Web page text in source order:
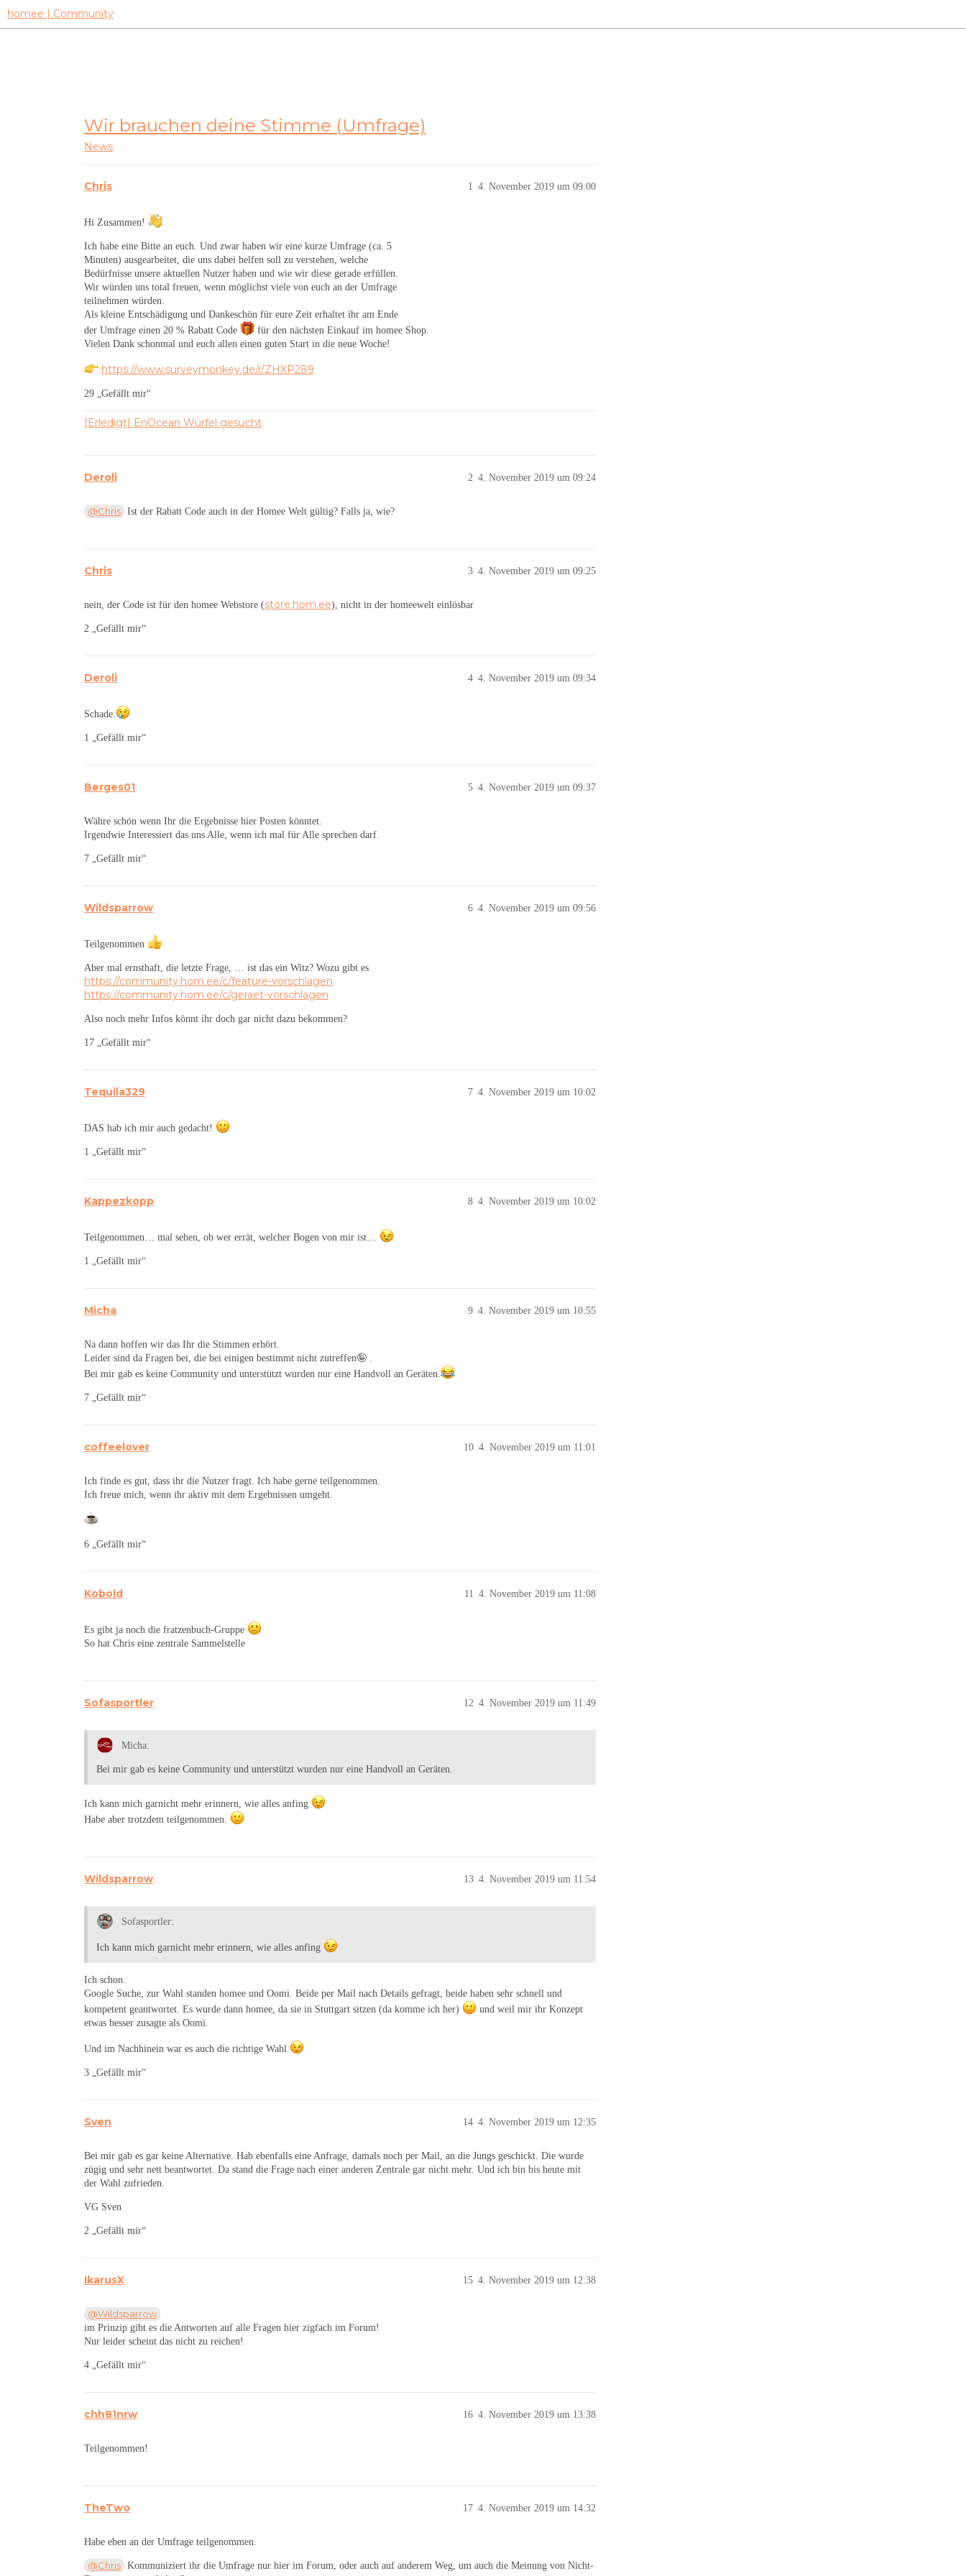
homee | Community
Wir brauchen deine Stimme (Umfrage)
News
Chris 4. November 2019 um 09:00
1
Hi Zusammen!
Ich habe eine Bitte an euch. Und zwar haben wir eine kurze Umfrage (ca. 5
Minuten) ausgearbeitet, die uns dabei helfen soll zu verstehen, welche
Bedürfnisse unsere aktuellen Nutzer haben und wie wir diese gerade erfüllen.
Wir würden uns total freuen, wenn möglichst viele von euch an der Umfrage
teilnehmen würden.
Als kleine Entschädigung und Dankeschön für eure Zeit erhaltet ihr am Ende
der Umfrage einen 20 % Rabatt Code
für den nächsten Einkauf im homee Shop.
Vielen Dank schonmal und euch allen einen guten Start in die neue Woche!
https://www.surveymonkey.de/r/ZHXP289
29 „Gefällt mir“
[Erledigt] EnOcean Würfel gesucht
Deroli 4. November 2019 um 09:24
2
@Chris Ist der Rabatt Code auch in der Homee Welt gültig? Falls ja, wie?
Chris 4. November 2019 um 09:25
3
nein, der Code ist für den homee Webstore (store.hom.ee), nicht in der homeewelt einlösbar
2 „Gefällt mir“
Deroli 4. November 2019 um 09:34
4
Schade.
1 „Gefällt mir“
Berges01 4. November 2019 um 09:37
5
Währe schön wenn Ihr die Ergebnisse hier Posten könntet.
Irgendwie Interessiert das uns Alle, wenn ich mal für Alle sprechen darf.
7 „Gefällt mir“
Wildsparrow 4. November 2019 um 09:56
6
Teilgenommen
Aber mal ernsthaft, die letzte Frage, … ist das ein Witz? Wozu gibt es
https://community.hom.ee/c/feature-vorschlagen
https://community.hom.ee/c/geraet-vorschlagen
Also noch mehr Infos könnt ihr doch gar nicht dazu bekommen?
17 „Gefällt mir“
Tequila329 4. November 2019 um 10:02
7
DAS hab ich mir auch gedacht!
1 „Gefällt mir“
Kappezkopp 4. November 2019 um 10:02
8
Teilgenommen… mal sehen, ob wer errät, welcher Bogen von mir ist…
1 „Gefällt mir“
Micha 4. November 2019 um 10:55
9
Na dann hoffen wir das Ihr die Stimmen erhört.
Leider sind da Fragen bei, die bei einigen bestimmt nicht zutreffen🤪 .
Bei mir gab es keine Community und unterstützt wurden nur eine Handvoll an Geräten.
7 „Gefällt mir“
coffeelover 4. November 2019 um 11:01
10
Ich finde es gut, dass ihr die Nutzer fragt. Ich habe gerne teilgenommen.
Ich freue mich, wenn ihr aktiv mit dem Ergebnissen umgeht.
6 „Gefällt mir“
Kobold 4. November 2019 um 11:08
11
Es gibt ja noch die fratzenbuch-Gruppe
So hat Chris eine zentrale Sammelstelle
Sofasportler 4. November 2019 um 11:49
12
Micha:
Bei mir gab es keine Community und unterstützt wurden nur eine Handvoll an Geräten.
Ich kann mich garnicht mehr erinnern, wie alles anfing
Habe aber trotzdem teilgenommen.
Wildsparrow 4. November 2019 um 11:54
13
Sofasportler:
Ich kann mich garnicht mehr erinnern, wie alles anfing
Ich schon.
Google Suche, zur Wahl standen homee und Oomi. Beide per Mail nach Details gefragt, beide haben sehr schnell und
kompetent geantwortet. Es wurde dann homee, da sie in Stuttgart sitzen (da komme ich her)
und weil mir ihr Konzept
etwas besser zusagte als Oomi.
Und im Nachhinein war es auch die richtige Wahl
3 „Gefällt mir“
Sven 4. November 2019 um 12:35
14
Bei mir gab es gar keine Alternative. Hab ebenfalls eine Anfrage, damals noch per Mail, an die Jungs geschickt. Die wurde
zügig und sehr nett beantwortet. Da stand die Frage nach einer anderen Zentrale gar nicht mehr. Und ich bin bis heute mit
der Wahl zufrieden.
VG Sven
2 „Gefällt mir“
IkarusX 4. November 2019 um 12:38
15
@Wildsparrow
im Prinzip gibt es die Antworten auf alle Fragen hier zigfach im Forum!
Nur leider scheint das nicht zu reichen!
4 „Gefällt mir“
chh81nrw 4. November 2019 um 13:38
16
Teilgenommen!
TheTwo 4. November 2019 um 14:32
17
Habe eben an der Umfrage teilgenommen.
@Chris Kommuniziert ihr die Umfrage nur hier im Forum, oder auch auf anderem Weg, um auch die Meinung von Nicht-